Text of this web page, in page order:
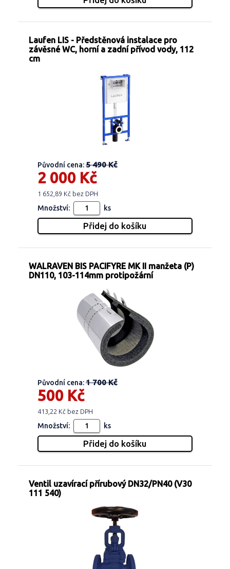
Laufen LIS - Předstěnová instalace pro
závěsné WC, horní a zadní přívod vody, 112
cm
Původní cena:5 490 Kč
2 000 Kč
1 652,89 Kč bez DPH
Množství: ks
WALRAVEN BIS PACIFYRE MK II manžeta (P)
DN110, 103-114mm protipožární
Původní cena:1 700 Kč
500 Kč
413,22 Kč bez DPH
Množství: ks
Ventil uzavírací přírubový DN32/PN40 (V30
111 540)